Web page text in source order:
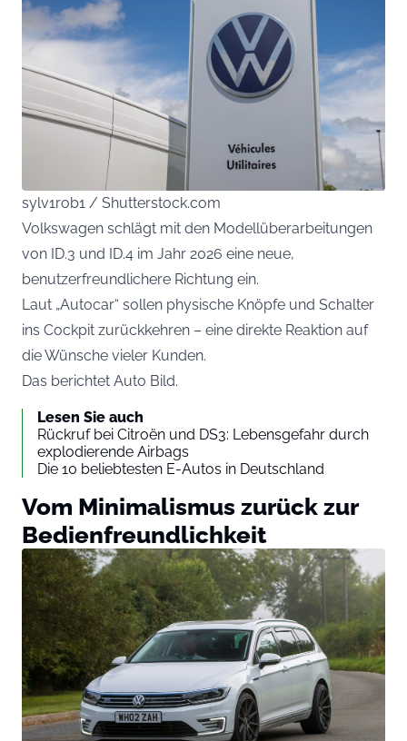
sylv1rob1 / Shutterstock.com
Volkswagen schlägt mit den Modellüberarbeitungen
von ID.3 und ID.4 im Jahr 2026 eine neue,
benutzerfreundlichere Richtung ein.
Laut „Autocar“ sollen physische Knöpfe und Schalter
ins Cockpit zurückkehren – eine direkte Reaktion auf
die Wünsche vieler Kunden.
Das berichtet Auto Bild.
Lesen Sie auch
Rückruf bei Citroën und DS3: Lebensgefahr durch
explodierende Airbags
Die 10 beliebtesten E-Autos in Deutschland
Vom Minimalismus zurück zur
Bedienfreundlichkeit